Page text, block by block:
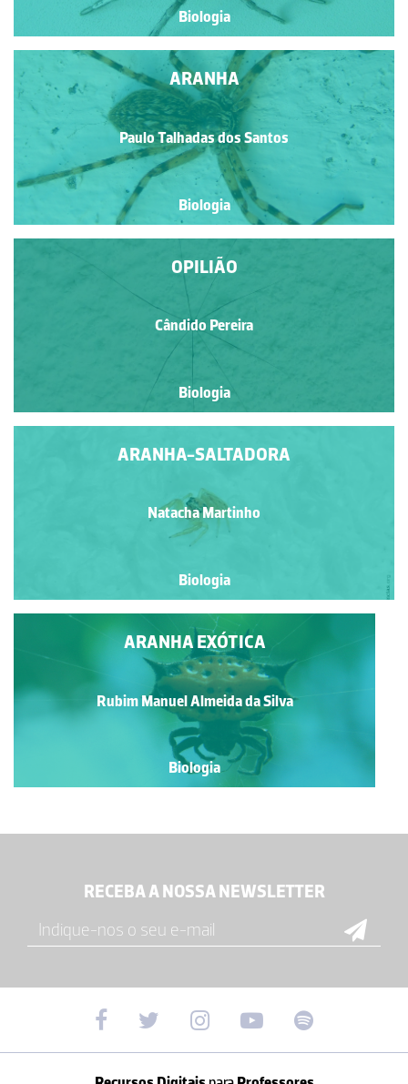
Biologia
ARANHA
Paulo Talhadas dos Santos
Biologia
OPILIÃO
Cândido Pereira
Biologia
ARANHA-SALTADORA
Natacha Martinho
Biologia
ARANHA EXÓTICA
Rubim Manuel Almeida da Silva
Biologia
RECEBA A NOSSA NEWSLETTER